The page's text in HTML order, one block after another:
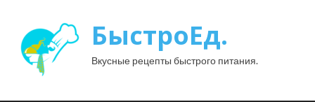
БыстроЕд.
Вкусные рецепты быстрого питания.